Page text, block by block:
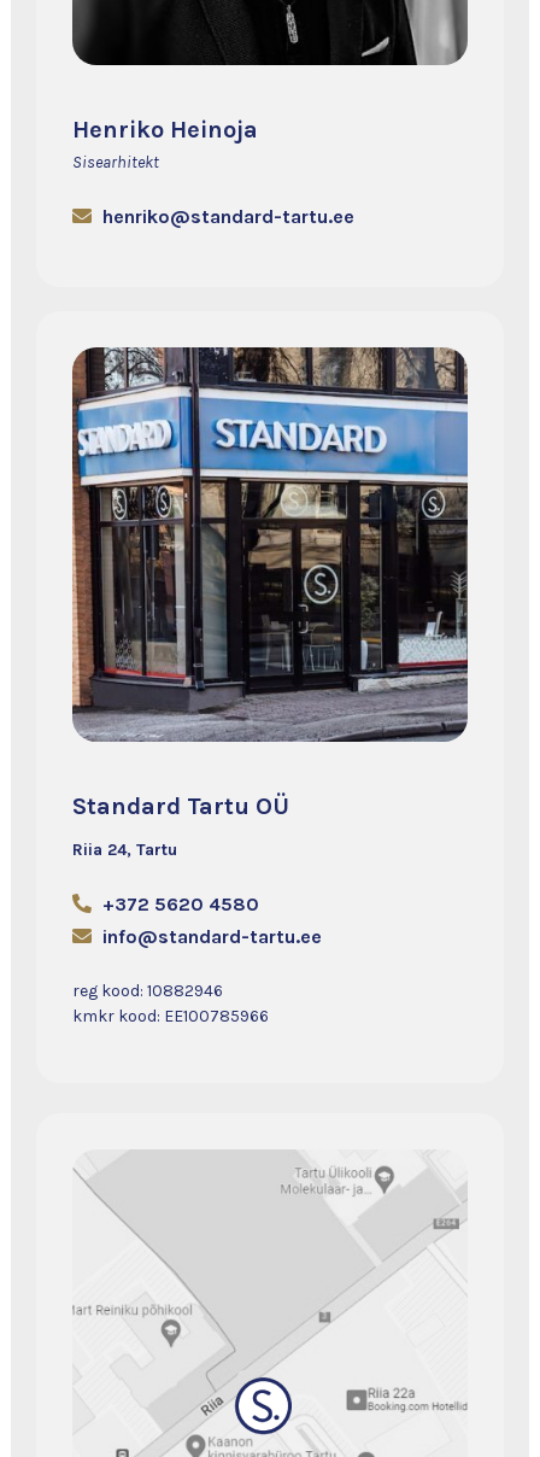
Henriko Heinoja
Sisearhitekt
henriko@standard-tartu.ee
Standard Tartu OÜ
Riia 24, Tartu
+372 5620 4580
info@standard-tartu.ee
reg kood: 10882946
kmkr kood: EE100785966